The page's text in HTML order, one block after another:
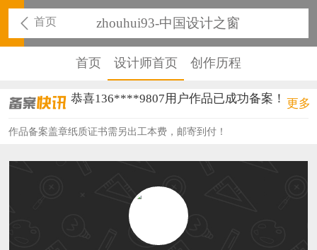
首页 zhouhui93-中国设计之窗
首页 设计师首页 创作历程
恭喜136****9807用户作品已成功备案！
恭喜159****4201用户作品已成功备案！
恭喜133****6466用户作品已成功备案！
更多
作品备案盖章纸质证书需另出工本费，邮寄到付！